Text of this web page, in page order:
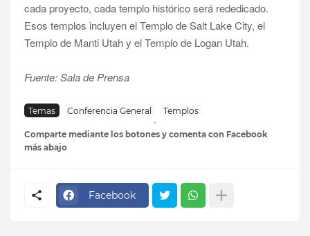
cada proyecto, cada templo histórico será rededicado.
Esos templos incluyen el Templo de Salt Lake City, el
Templo de Manti Utah y el Templo de Logan Utah.
Fuente: Sala de Prensa
Temas Conferencia General Templos
Comparte mediante los botones y comenta con Facebook
más abajo
Facebook